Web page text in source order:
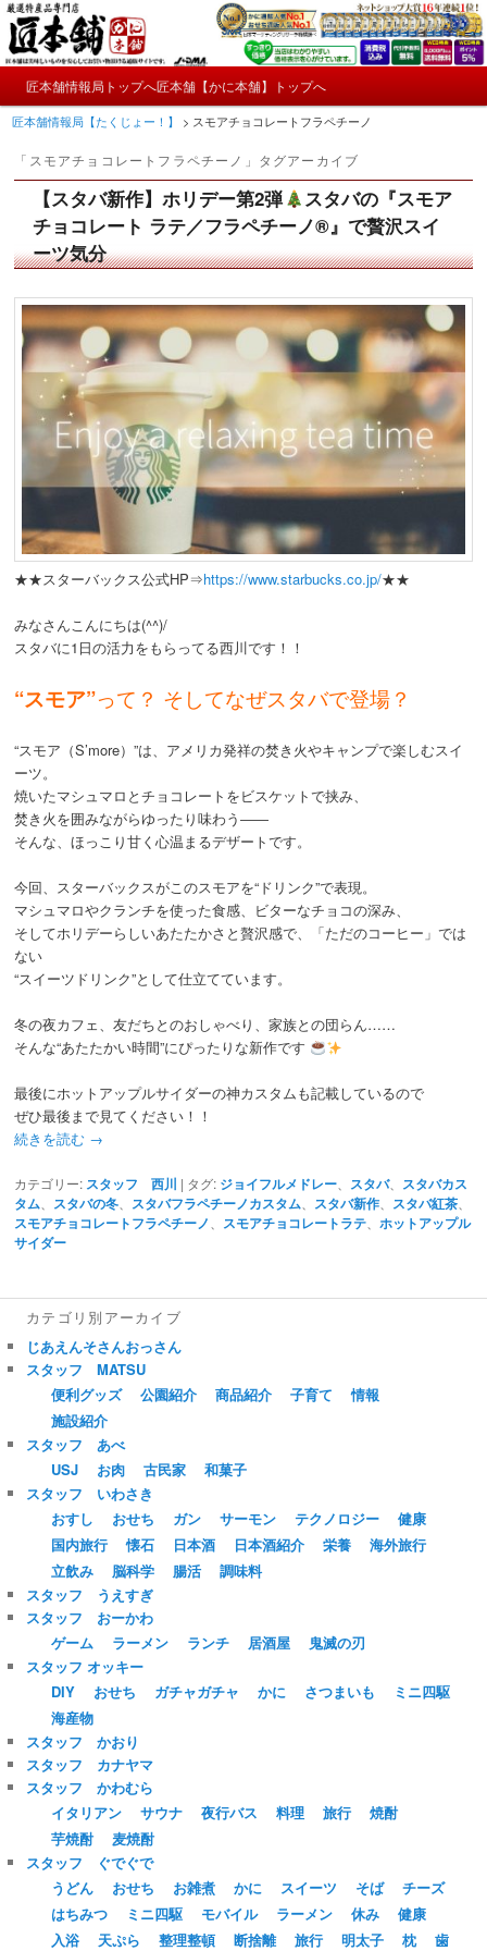
メ
イ
ン
ン
テ
サ
ブ
コ
テ
ン
匠本舗情報局【たくじょー！】
かにやおせちについてのおもしろ情報や興味深い記事をお届けします。
ン
メ
イ
ン
コ
ン
テ
ン
ツ
へ
サ
ブ
コ
ン
テ
ン
ツ
へ
移
匠本舗情報局トップへ匠本舗【かに本舗】トップへ
匠本舗情報局【たくじょー！】 > スモアチョコレートフラペチーノ
「 スモアチョコレートフラペチーノ 」タグアーカイブ
【スタバ新作】ホリデー第2弾
スタバの『スモア
チョコレート ラテ／フラペチーノ®』で贅沢スイ
ーツ気分
★★スターバックス公式HP⇒https://www.starbucks.co.jp/★★
みなさんこんにちは(^^)/
スタバに1日の活力をもらってる西川です！！
“スモア”って？ そしてなぜスタバで登場？
“スモア（S’more）”は、アメリカ発祥の焚き火やキャンプで楽しむスイ
ーツ。
焼いたマシュマロとチョコレートをビスケットで挟み、
焚き火を囲みながらゆったり味わう――
そんな、ほっこり甘く心温まるデザートです。
今回、スターバックスがこのスモアを“ドリンク”で表現。
マシュマロやクランチを使った食感、ビターなチョコの深み、
そしてホリデーらしいあたたかさと贅沢感で、「ただのコーヒー」では
ない
“スイーツドリンク”として仕立てています。
冬の夜カフェ、友だちとのおしゃべり、家族との団らん……
そんな“あたたかい時間”にぴったりな新作です
最後にホットアップルサイダーの神カスタムも記載しているので
ぜひ最後まで見てください！！
続きを読む →
カテゴリー: スタッフ 西川 | タグ: ジョイフルメドレー スタバ、 スタバカス
タム
スタバの冬 スタバフラペチーノカスタム スタバ新作 スタバ紅茶
スモアチョコレートフラペチーノ スモアチョコレートラテ 、ホットアップル
サイダー
カテゴリ別アーカイブ
じあえんそさんおっさん
スタッフ MATSU
便利グッズ
公園紹介 商品紹介 子育て
情報
施設紹介
スタッフ あべ
USJ
お肉 古民家
和菓子
スタッフ いわさき
おすし
おせち ガン サーモン テクノロジー
健康
国内旅行
懐石 日本酒 日本酒紹介 栄養
海外旅行
立飲み
脳科学 腸活
調味料
スタッフ うえすぎ
スタッフ おーかわ
ゲーム
ラーメン ランチ 居酒屋
鬼滅の刃
スタッフ オッキー
DIY
おせち ガチャガチャ かに さつまいも
ミニ四駆
海産物
スタッフ かおり
スタッフ カナヤマ
スタッフ かわむら
イタリアン
サウナ 夜行バス 料理 旅行
焼酎
芋焼酎
麦焼酎
スタッフ ぐでぐで
うどん
おせち お雑煮 かに スイーツ そば
チーズ
はちみつ
ミニ四駆 モバイル ラーメン 休み
健康
入浴
天ぷら 整理整頓 断捨離 旅行 明太子 枕 歯